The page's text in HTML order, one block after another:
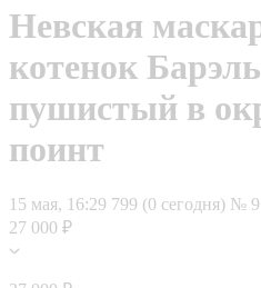
Невская
котенок
пушистый в
поинт
15 мая, 16:29 799 (0 сегодня) №
27 000 ₽